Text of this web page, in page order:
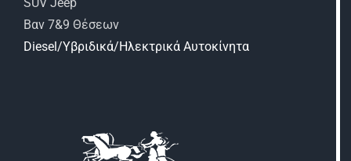
SUV Jeep
Βαν 7&9 Θέσεων
Diesel/Υβριδικά/Ηλεκτρικά Αυτοκίνητα